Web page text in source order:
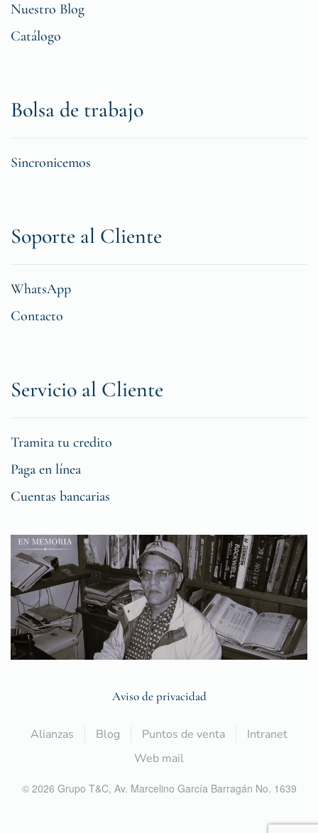
Nuestro Blog
Catálogo
Bolsa de trabajo
Sincronicemos
Soporte al Cliente
WhatsApp
Contacto
Servicio al Cliente
Tramita tu credito
Paga en línea
Cuentas bancarias
Aviso de privacidad
Alianzas Blog Puntos de venta
Intranet
Web mail
© 2026 Grupo T&C, Av. Marcelino García Barragán No. 1639